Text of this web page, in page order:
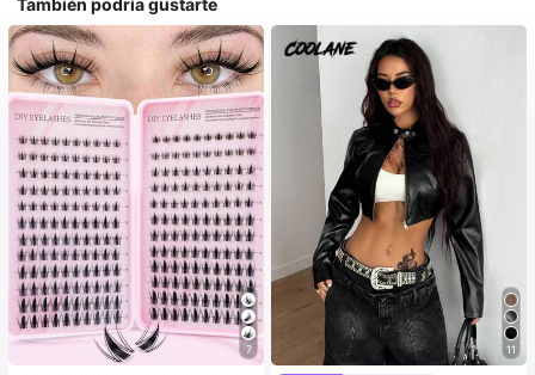
También podría gustarte
7
#1 Más vendidos
11